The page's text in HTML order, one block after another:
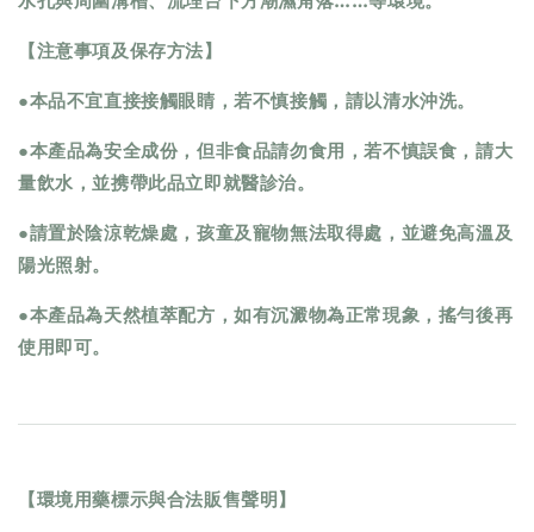
【注意事項及保存方法】
●本品不宜直接接觸眼睛，若不慎接觸，請以清水沖洗。
●本產品為安全成份，但非食品請勿食用，若不慎誤食，請大
量飲水，並携帶此品立即就醫診治。
●請置於陰涼乾燥處，孩童及寵物無法取得處，並避免高溫及
陽光照射。
●本產品為天然植萃配方，如有沉澱物為正常現象，搖勻後再
使用即可。
【環境用藥標示與合法販售聲明】